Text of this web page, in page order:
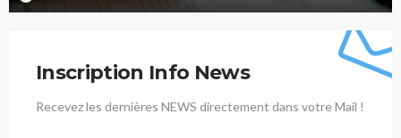
Inscription Info News
Recevez les dernières NEWS directement dans votre Mail !